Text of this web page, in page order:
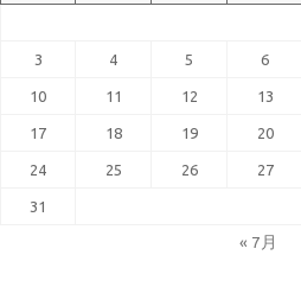
3 4 5 6
10 11 12 13
17 18 19 20
24 25 26 27
31
« 7月